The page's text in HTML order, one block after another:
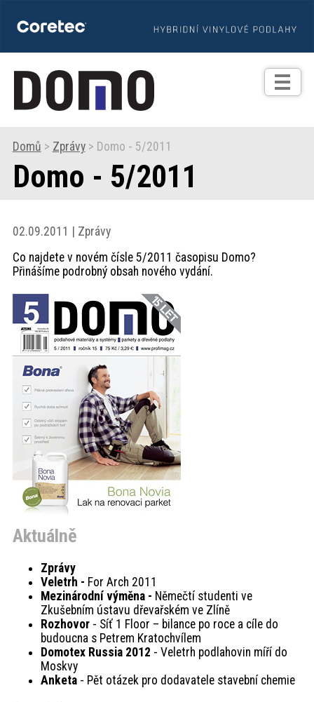
TIPY
Zprávy
Praxe
Produkty
Prodejní
akce
ProfiMag
Kontakt
Domů > Zprávy> Domo - 5/2011
Domo - 5/2011
02.09.2011 | Zprávy
Co najdete v novém čísle 5/2011 časopisu Domo?
Přinášíme podrobný obsah nového vydání.
Aktuálně
Zprávy
Veletrh - For Arch 2011
Mezinárodní výměna - Němečtí studenti ve
Zkušebním ústavu dřevařském ve Zlíně
Rozhovor- Síť 1 Floor – bilance po roce a cíle do
budoucna s Petrem Kratochvílem
Domotex Russia 2012 - Veletrh podlahovin míří do
Moskvy
Anketa- Pět otázek pro dodavatele stavební chemie